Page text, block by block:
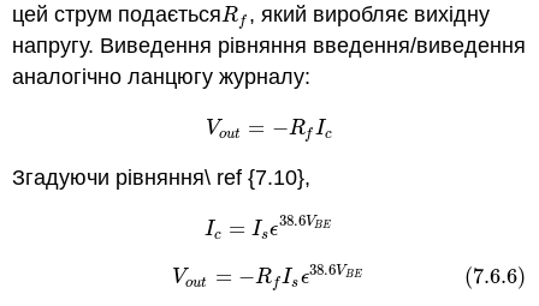
цей струм подаєтьсяRf
Rf , який виробляє вихідну
напругу. Виведення рівняння введення/виведення
аналогічно ланцюгу журналу:
Vout = −Rf Ic
Vout= −RfIc
Згадуючи рівняння\ ref {7.10},
Ic = Isϵ38.6VBE
Ic=Is ϵ38.6VB
Vout = −Rf Isϵ38.6VBE (7.6.6)
(7.6.6)V ou t=−RfIsϵ38.6V